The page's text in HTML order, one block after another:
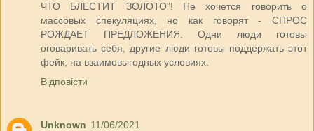
ЧТО БЛЕСТИТ ЗОЛОТО"! Не хочется говорить о
массовых спекуляциях, но как говорят - СПРОС
РОЖДАЕТ ПРЕДЛОЖЕНИЯ. Одни люди готовы
оговаривать себя, другие люди готовы поддержать этот
фейк, на взаимовыгодных условиях.
Відповісти
Unknown 11/06/2021